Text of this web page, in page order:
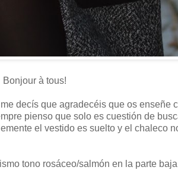
Bonjour à tous!
decís que agradecéis que os enseñe
pienso que solo es cuestión de
el vestido es suelto y el chaleco
tono rosáceo/salmón en la parte